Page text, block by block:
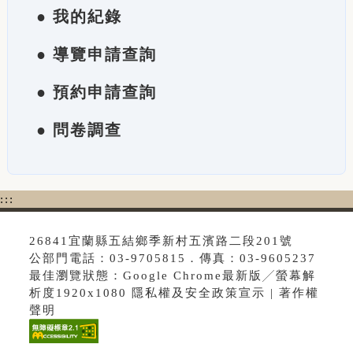
● 我的紀錄
● 導覽申請查詢
● 預約申請查詢
● 問卷調查
:::
26841宜蘭縣五結鄉季新村五濱路二段201號
公部門電話：03-9705815．傳真：03-9605237
最佳瀏覽狀態：Google Chrome最新版╱螢幕解
析度1920x1080 隱私權及安全政策宣示 | 著作權
聲明